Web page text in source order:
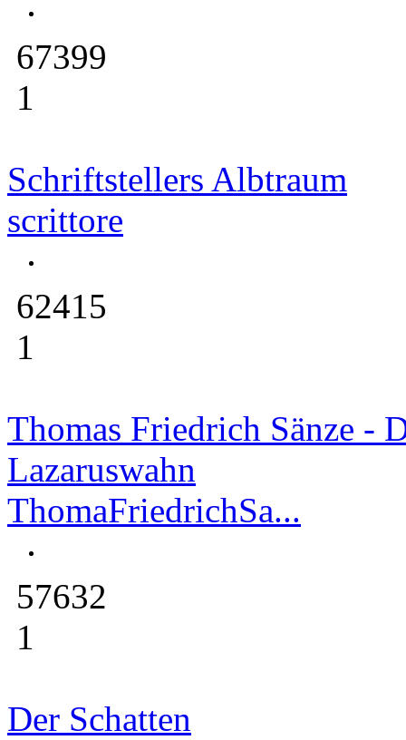
67399
1
Schriftstellers Albtraum
scrittore
62415
1
Thomas Friedrich Sänze -
Lazaruswahn
ThomaFriedrichSa...
57632
1
Der Schatten